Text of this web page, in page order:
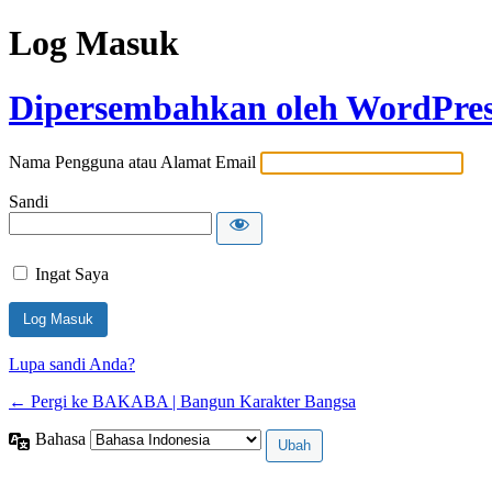
Log Masuk
Dipersembahkan oleh
Nama Pengguna atau Alamat Email
Sandi
Ingat Saya
Lupa sandi Anda?
← Pergi ke BAKABA | Bangun Karakter Bangsa
Bahasa